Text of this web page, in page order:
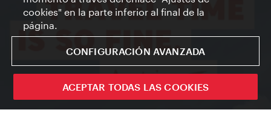
cookies" en la parte inferior al final de la
página.
CONFIGURACIÓN AVANZADA
ACEPTAR TODAS LAS COOKIES